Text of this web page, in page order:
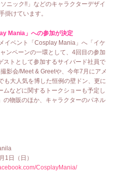
ニック!!」などのキャラクターデザイ
掛けています。
Mania」への参加が決定
イベント「Cosplay Mania」へ「イケ
ンペーンの一環として、4回目の参加
ストとして参加するサイバード社員で
影会/Meet & Greetや、今年7月にアメ
も大人気を博した恒例の壁ドン、更に
などに関するトークショーも予定し
の物販のほか、キャラクターのパネル
1日（日）
CosplayMania/